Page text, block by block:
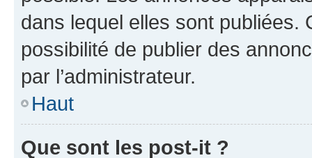
dans lequel elles sont publiées.
possibilité de publier des
par l’administrateur.
Haut
Que sont les post-it ?